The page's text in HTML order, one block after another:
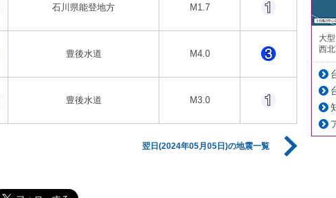
石川県能登地方 M1.7
豊後水道 M4.0
豊後水道 M3.0
翌日(2024年05月05日)の地震一覧
大
西